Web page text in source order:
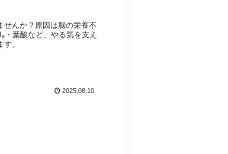
んか？原因は脳の栄養不
・葉酸など、やる気を支え
。
2025.08.10